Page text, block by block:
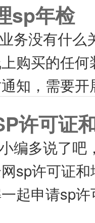
sp年检
务没有什
购买的任
知，需要
许可证
编多说了
sp许可证
起申请sp